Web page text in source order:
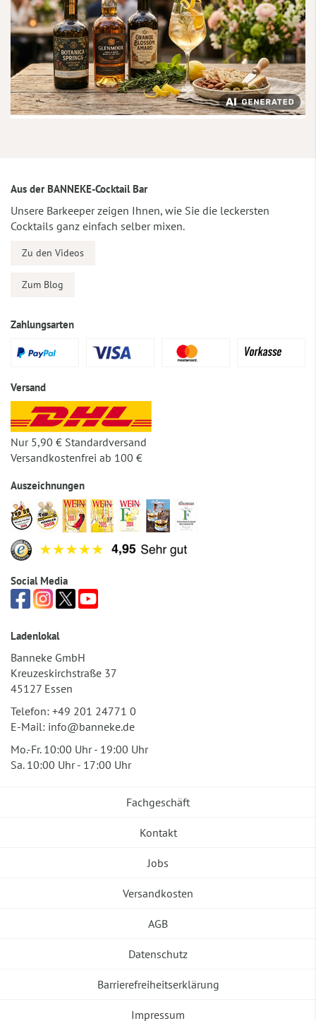
Aus der BANNEKE-Cocktail Bar
Unsere Barkeeper zeigen Ihnen, wie Sie die leckersten
Cocktails ganz einfach selber mixen.
Zu den Videos
Zum Blog
Zahlungsarten
Versand
Nur 5,90 € Standardversand
Versandkostenfrei ab 100 €
Auszeichnungen
Social Media
Ladenlokal
Banneke GmbH
Kreuzeskirchstraße 37
45127 Essen
Telefon: +49 201 24771 0
E-Mail: info@banneke.de
Mo.-Fr. 10:00 Uhr - 19:00 Uhr
Sa. 10:00 Uhr - 17:00 Uhr
Fachgeschäft
Kontakt
Jobs
Versandkosten
AGB
Datenschutz
Barrierefreiheitserklärung
Impressum